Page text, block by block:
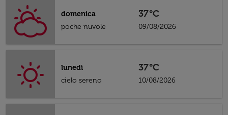
domenica
poche nuvole
37°C
09/08/2026
lunedì
cielo sereno
37°C
10/08/2026